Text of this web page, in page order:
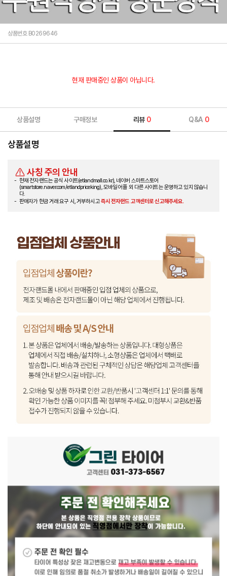
상품번호 B0269646
현재 판매중인 상품이 아닙니다.
상품설명 구매정보 리뷰 0 Q&A 0
상품설명
사칭 주의 안내
현재 전자랜드는 공식 사이트(etlandmall.co.kr), 네이버 스마트스토어
(smartstore.naver.com/etlandpriceking), 모바일 어플 외 다른 사이트는 운영하고 있지 않습니
다.
판매자가 현금 거래 요구 시, 거부하시고즉시 전자랜드 고객센터로 신고해주세요.